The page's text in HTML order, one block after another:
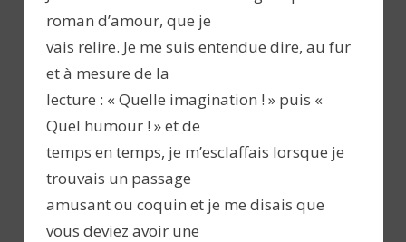
roman d’amour, que je
vais relire. Je me suis entendue dire, au fur
et à mesure de la
lecture : « Quelle imagination ! » puis «
Quel humour ! » et de
temps en temps, je m’esclaffais lorsque je
trouvais un passage
amusant ou coquin et je me disais que
vous deviez avoir une